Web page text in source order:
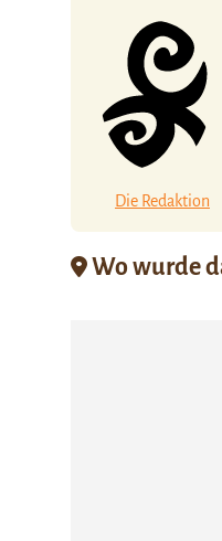
Die Redaktion
Wo wurde